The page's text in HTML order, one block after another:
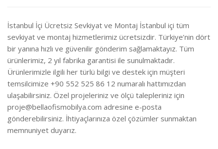
İstanbul İçi Ücretsiz Sevkiyat ve Montaj İstanbul içi tüm
sevkiyat ve montaj hizmetlerimiz ücretsizdir. Türkiye’nin dört
bir yanına hızlı ve güvenilir gönderim sağlamaktayız. Tüm
ürünlerimiz, 2 yıl fabrika garantisi ile sunulmaktadır.
Ürünlerimizle ilgili her türlü bilgi ve destek için müşteri
temsilcimize +90 552 525 86 12 numaralı hattımızdan
ulaşabilirsiniz. Özel projeleriniz ve ölçü talepleriniz için
proje@bellaofismobilya.com adresine e-posta
gönderebilirsiniz. İhtiyaçlarınıza özel çözümler sunmaktan
memnuniyet duyarız.